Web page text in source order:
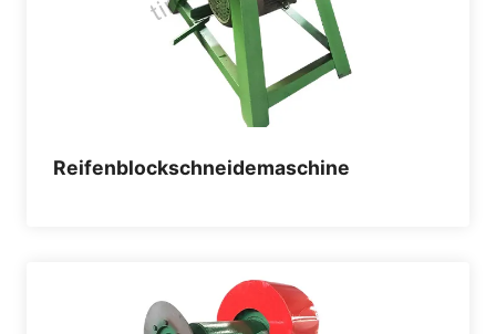
Reifenblockschneidemaschine